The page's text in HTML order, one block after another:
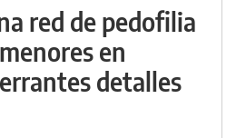
red de pedofilia
en
detalles